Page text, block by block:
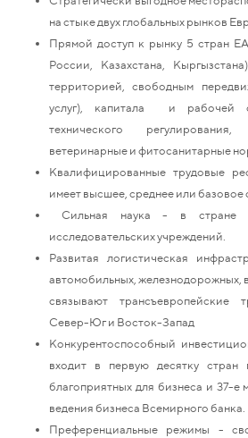
на стыке двух глобальных рынков
Прямой доступ к рынку 5 стран
России, Казахстана,
территорией, свободным
услуг), капитала и рабочей
технического
ветеринарные и фитосанитарные
Квалифицированные трудовые
имеет высшее, среднее или базовое
Сильная наука - в стране
исследовательских учреждений.
Развитая логистическая
автомобильных, железнодорожных,
связывают трансъевропейские
Север-Юг и Восток-Запад
Конкурентоспособный
входит в первую десятку
благоприятных для бизнеса и 37-е
ведения бизнеса Всемирного банка.
Преференциальные режимы -